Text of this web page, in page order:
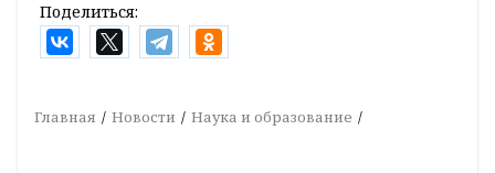
Поделиться:
Главная Новости Наука и образование